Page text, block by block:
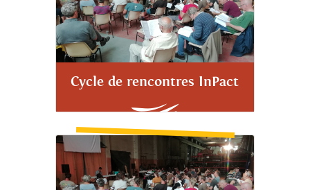
Cycle de rencontres InPact